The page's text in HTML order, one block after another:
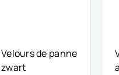
Velours de panne
zwart